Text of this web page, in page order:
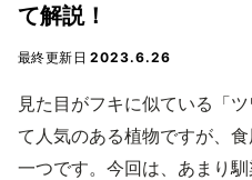
て解説！
最終更新日2023.6.26
見た目がフキに似ている「
て人気のある植物ですが、
一つです。今回は、あまり